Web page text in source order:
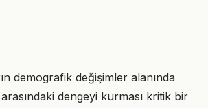
demografik değişimler alanında
dengeyi kurması kritik bir